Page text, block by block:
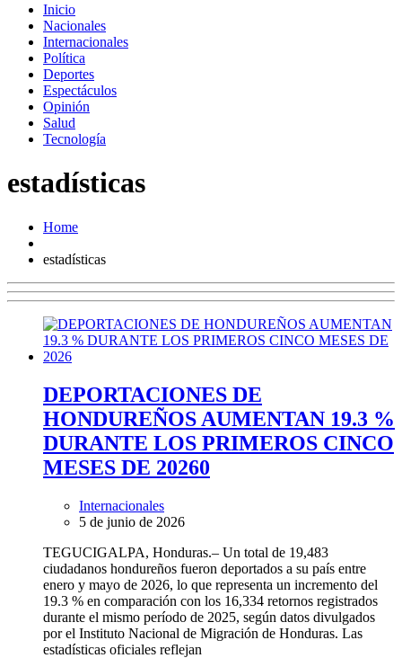
Inicio
Nacionales
Internacionales
Política
Deportes
Espectáculos
Opinión
Salud
Tecnología
estadísticas
Home
estadísticas
DEPORTACIONES DE
HONDUREÑOS AUMENTAN 19.3 %
DURANTE LOS PRIMEROS CINCO
MESES DE 20260
Internacionales
5 de junio de 2026
TEGUCIGALPA, Honduras.– Un total de 19,483
ciudadanos hondureños fueron deportados a su país entre
enero y mayo de 2026, lo que representa un incremento del
19.3 % en comparación con los 16,334 retornos registrados
durante el mismo período de 2025, según datos divulgados
por el Instituto Nacional de Migración de Honduras. Las
estadísticas oficiales reflejan